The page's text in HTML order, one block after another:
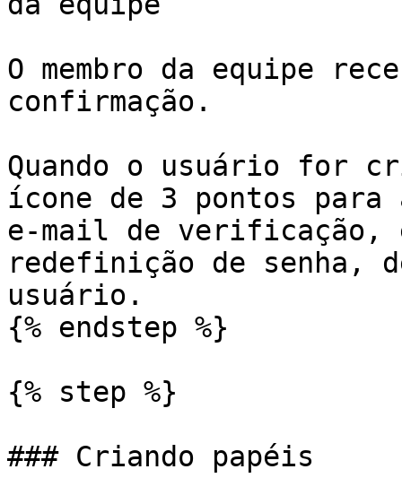
O membro da equipe
confirmação.
Quando o usuário for
ícone de 3 pontos
e-mail de
redefinição de senha,
usuário.
{% endstep %}
{% step %}
### Criando papéis